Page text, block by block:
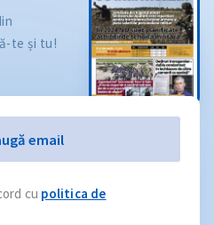
te și tu!
email
cu politica de